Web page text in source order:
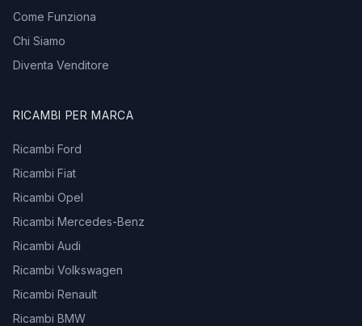
Come Funziona
Chi Siamo
Diventa Venditore
RICAMBI PER MARCA
Ricambi Ford
Ricambi Fiat
Ricambi Opel
Ricambi Mercedes-Benz
Ricambi Audi
Ricambi Volkswagen
Ricambi Renault
Ricambi BMW